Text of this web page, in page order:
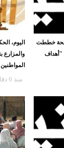
خططت
"أهداف
اليوم،
والمزارع
المواطنين
منذ 6 دقائق